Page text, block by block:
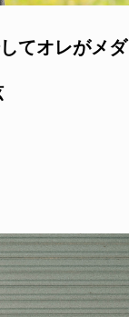
てオレがメダ